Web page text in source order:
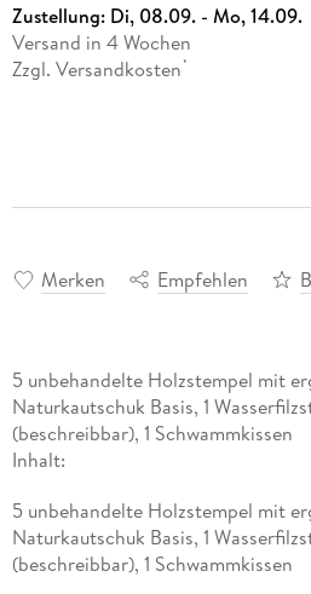
Zustellung: Di, 08.09. - Mo, 14.09.
Versand in 4 Wochen
Zzgl. Versandkosten *
Merken Empfehlen
5 unbehandelte Holzstempel mit
Naturkautschuk Basis, 1
(beschreibbar), 1 Schwammkissen
Inhalt:
5 unbehandelte Holzstempel mit
Naturkautschuk Basis, 1
(beschreibbar), 1 Schwammkissen